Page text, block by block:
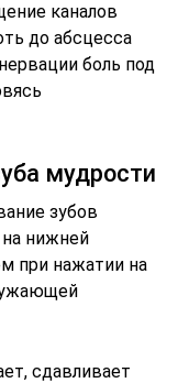
каналов
до абсцесса
боль под
мудрости
зубов
нижней
при нажатии на
сдавливает